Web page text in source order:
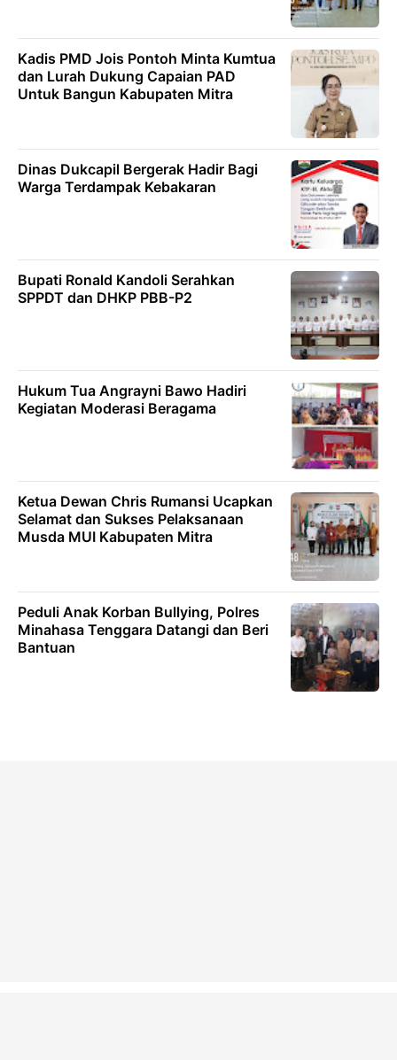
Kadis PMD Jois Pontoh Minta Kumtua
dan Lurah Dukung Capaian PAD
Untuk Bangun Kabupaten Mitra
Dinas Dukcapil Bergerak Hadir Bagi
Warga Terdampak Kebakaran
Bupati Ronald Kandoli Serahkan
SPPDT dan DHKP PBB-P2
Hukum Tua Angrayni Bawo Hadiri
Kegiatan Moderasi Beragama
Ketua Dewan Chris Rumansi Ucapkan
Selamat dan Sukses Pelaksanaan
Musda MUI Kabupaten Mitra
‎Peduli Anak Korban Bullying, Polres
Minahasa Tenggara Datangi dan Beri
Bantuan